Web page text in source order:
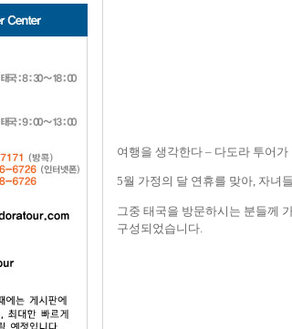
여행을 생각한다 – 다도라 투어가
5월 가정의 달 연휴를 맞아, 자녀
그중 태국을 방문하시는 분들께
구성되었습니다